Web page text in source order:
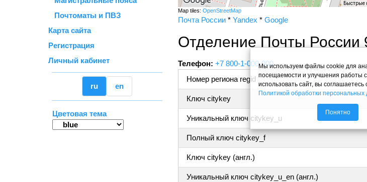
Почтоматы и ПВЗ
Карта сайта
Регистрация
Личный кабинет
ru en
Цветовая тема
Быстрые
Map tiles: OpenStreetMap
Почта России * Yandex * Google
Отделение Почты
Телефон: +7 800-1-000-000
Номер региона regid
Ключ citykey
Уникальный ключ citykey_u
Полный ключ citykey_f
Ключ citykey (англ.)
Уникальный ключ citykey_u_en (англ.)
Мы используем файлы cookie для
посещаемости и улучшения работы
использовать сайт, вы соглашаетесь
Политикой обработки персональных
Понятно